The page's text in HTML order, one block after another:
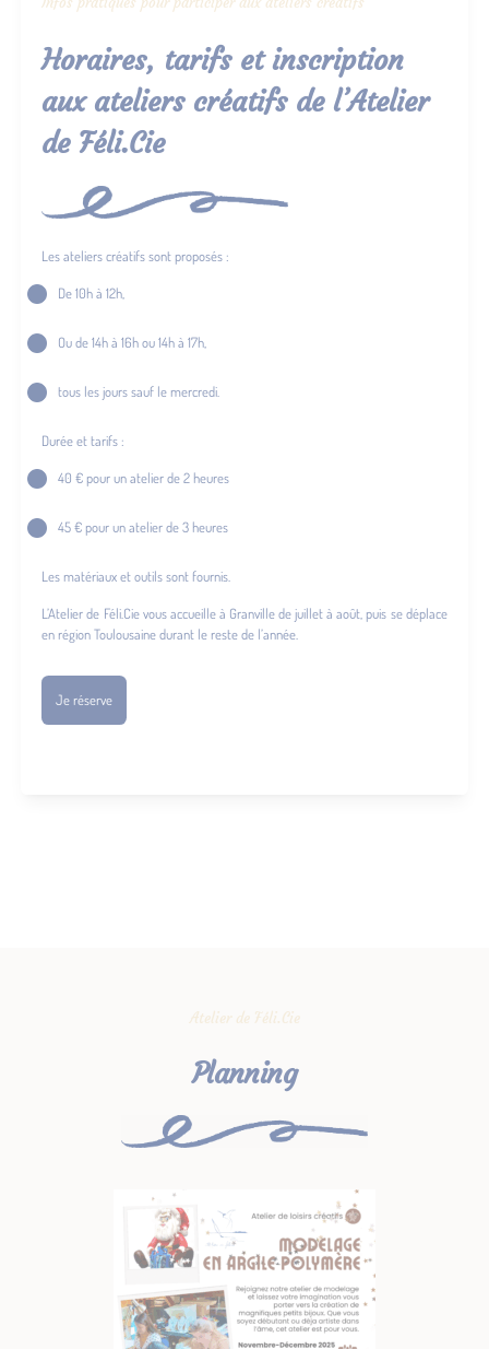
Horaires, tarifs et inscription
aux ateliers créatifs de l’Atelier
de Féli.Cie
Les ateliers créatifs sont proposés :
De 10h à 12h,
Ou de 14h à 16h ou 14h à 17h,
tous les jours sauf le mercredi.
Durée et tarifs :
40 € pour un atelier de 2 heures
45 € pour un atelier de 3 heures
Les matériaux et outils sont fournis.
L’Atelier de Féli.Cie vous accueille à Granville de juillet à août, puis se déplace
en région Toulousaine durant le reste de l’année.
Je réserve
Atelier de Féli.Cie
Planning